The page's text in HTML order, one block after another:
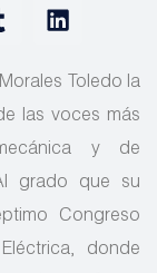
Toledo la
las voces más
y de
grado que su
Congreso
donde